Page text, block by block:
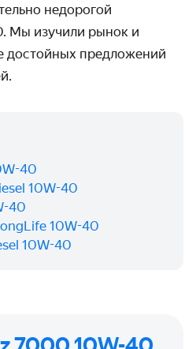
недорогой
Мы изучили рынок и
достойных предложений
40
10W-40
40
10W-40
10W-40